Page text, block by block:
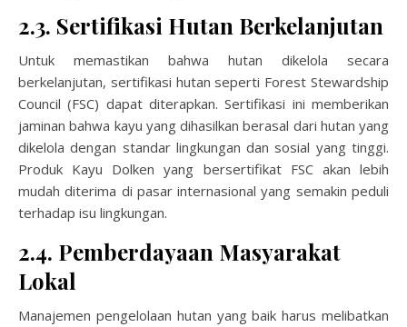
2.3. Sertifikasi Hutan Berkelanjutan
Untuk memastikan bahwa hutan dikelola secara
berkelanjutan, sertifikasi hutan seperti Forest Stewardship
Council (FSC) dapat diterapkan. Sertifikasi ini memberikan
jaminan bahwa kayu yang dihasilkan berasal dari hutan yang
dikelola dengan standar lingkungan dan sosial yang tinggi.
Produk Kayu Dolken yang bersertifikat FSC akan lebih
mudah diterima di pasar internasional yang semakin peduli
terhadap isu lingkungan.
2.4. Pemberdayaan Masyarakat
Lokal
Manajemen pengelolaan hutan yang baik harus melibatkan